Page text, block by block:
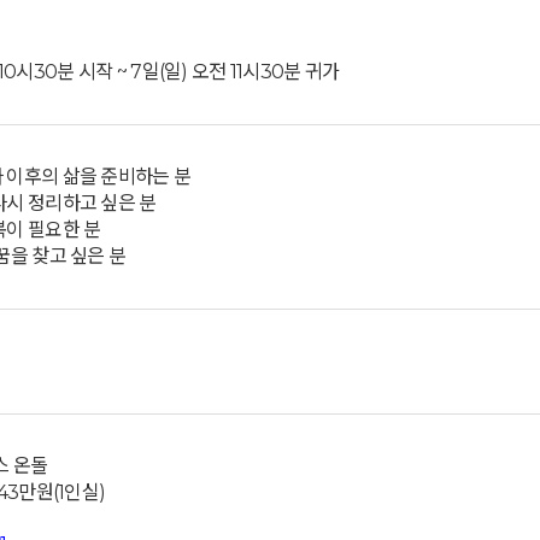
시30분 시작 ~ 7일(일) 오전 11시30분 귀가
후의 삶을 준비하는 분
정리하고 싶은 분
이 필요한 분
을 찾고 싶은 분
온돌
만원(1인실)